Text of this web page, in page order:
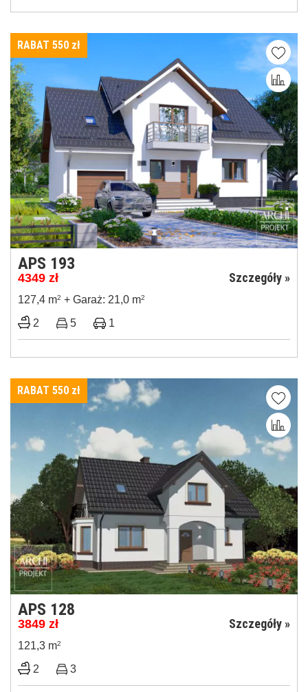
RABAT 550 zł
APS 193
4349 zł Szczegóły »
127,4 m2 + Garaż: 21,0 m2
2 5 1
RABAT 550 zł
APS 128
3849 zł Szczegóły »
121,3 m2
2 3